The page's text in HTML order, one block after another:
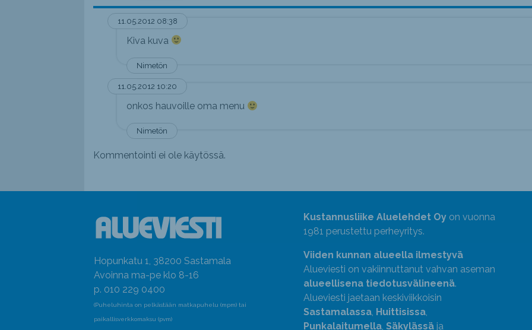
11.05.2012 08:38
Nimetön
Kiva kuva
11.05.2012 10:20
Nimetön
onkos hauvoille oma menu
Kommentointi ei ole käytössä.
Hopunkatu 1, 38200 Sastamala
Avoinna ma-pe klo 8-16
p. 010 229 0400
(Puheluhinta on pelkästään matkapuhelu (mpm) tai
paikallisverkkomaksu (pvm)
Kustannusliike Aluelehdet Oyon vuonna
1981 perustettu perheyritys.
Viiden kunnan alueella ilmestyvä
Alueviesti on vakiinnuttanut vahvan aseman
alueellisena tiedotusvälineenä.
Alueviesti jaetaan keskiviikkoisin
Sastamalassa, Huittisissa,
Punkalaitumella, Säkylässäja